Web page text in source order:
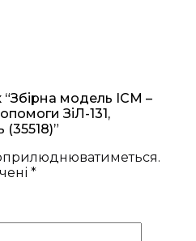
модель ICM –
ЗіЛ-131,
*